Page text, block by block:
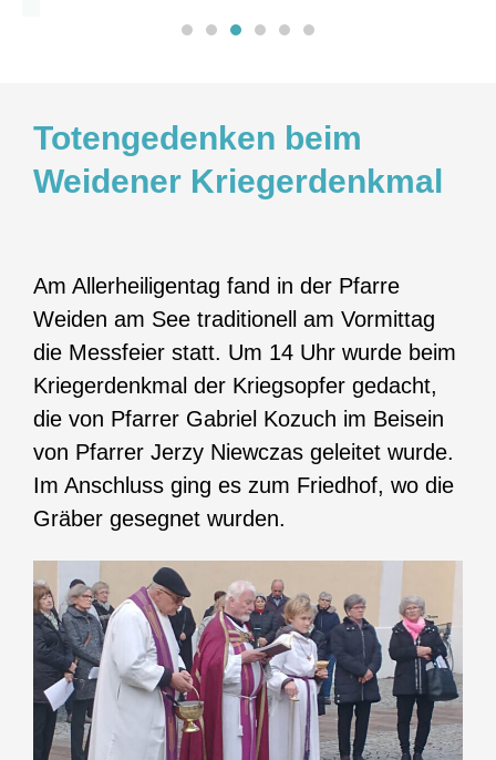
Totengedenken beim
Weidener Kriegerdenkmal
Am Allerheiligentag fand in der Pfarre
Weiden am See traditionell am Vormittag
die Messfeier statt. Um 14 Uhr wurde beim
Kriegerdenkmal der Kriegsopfer gedacht,
die von Pfarrer Gabriel Kozuch im Beisein
von Pfarrer Jerzy Niewczas geleitet wurde.
Im Anschluss ging es zum Friedhof, wo die
Gräber gesegnet wurden.